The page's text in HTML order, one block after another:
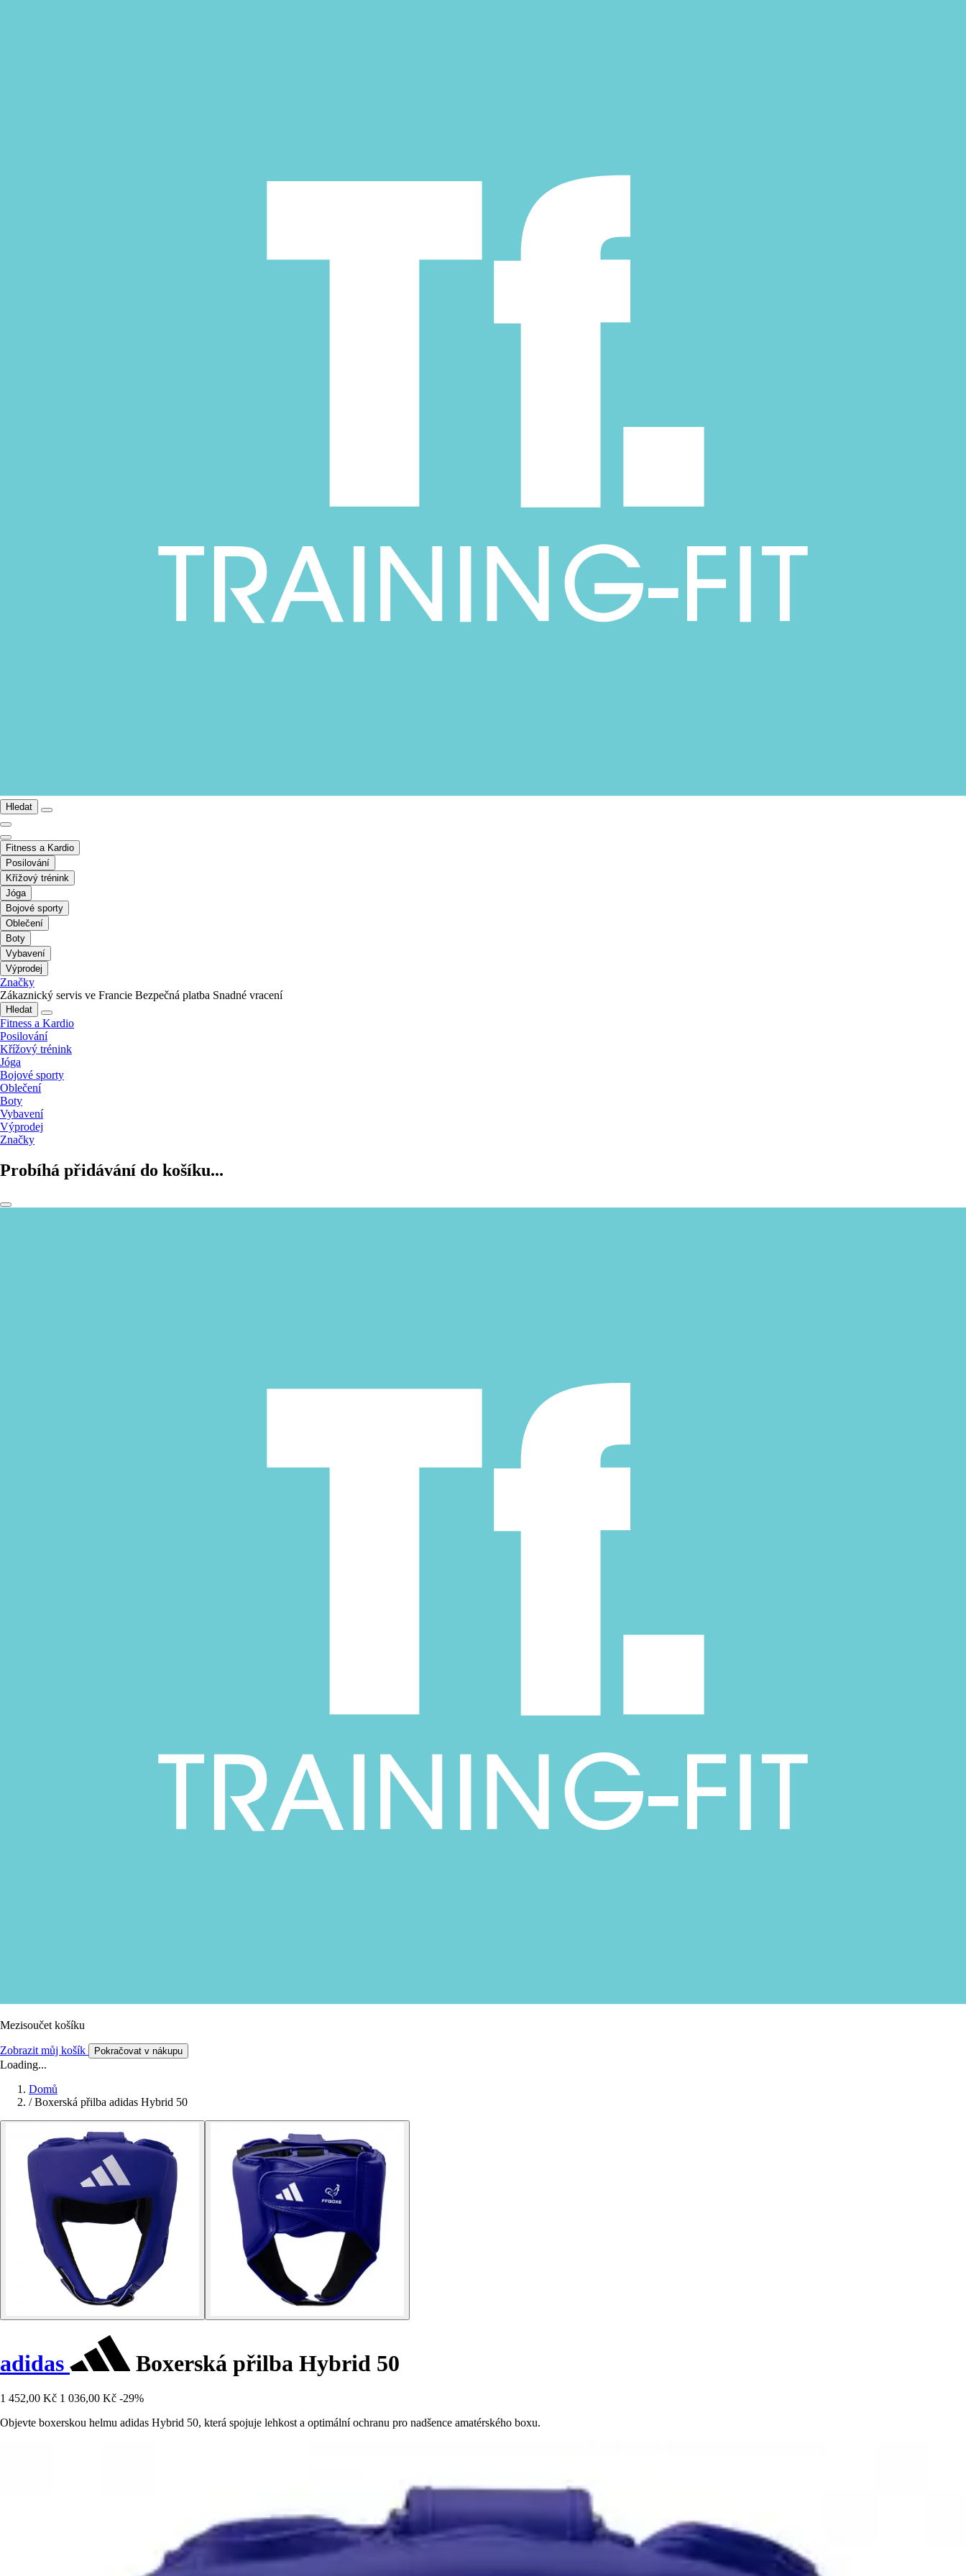
Hledat
Fitness a Kardio
Posilování
Křížový trénink
Jóga
Bojové sporty
Oblečení
Boty
Vybavení
Výprodej
Značky
Zákaznický servis ve Francie Bezpečná platba Snadné vracení
Hledat
Fitness a Kardio
Posilování
Křížový trénink
Jóga
Bojové sporty
Oblečení
Boty
Vybavení
Výprodej
Značky
Probíhá přidávání do košíku...
Mezisoučet košíku
Zobrazit můj košík Pokračovat v nákupu
Loading...
Domů
/ Boxerská přilba adidas Hybrid 50
adidas Boxerská přilba Hybrid 50
1 452,00 Kč 1 036,00 Kč -29%
Objevte boxerskou helmu adidas Hybrid 50, která spojuje lehkost a optimální ochranu pro nadšence amatérského boxu.